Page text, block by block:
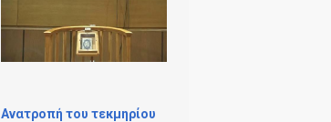
Ανατροπή του τεκμηρίου